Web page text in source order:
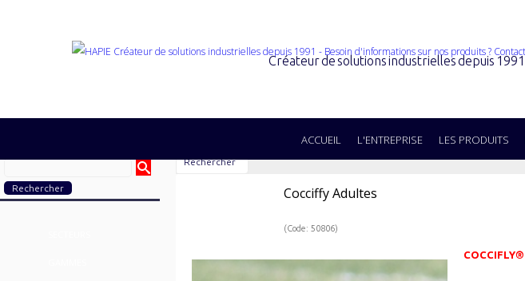
Créateur de solutions industrielles depuis 1991
ACCUEIL L'ENTREPRISE LES PRODUITS
Rechercher
Cocciffy Adultes
(Code: 50806)
COCCIFLY®